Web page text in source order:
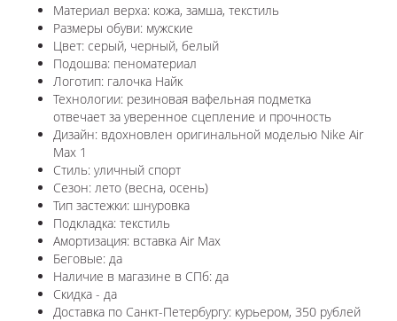
Материал верха: кожа, замша, текстиль
Размеры обуви: мужские
Цвет: серый, черный, белый
Подошва: пеноматериал
Логотип: галочка Найк
Технологии: резиновая вафельная подметка
отвечает за уверенное сцепление и прочность
Дизайн: вдохновлен оригинальной моделью Nike Air
Max 1
Стиль: уличный спорт
Сезон: лето (весна, осень)
Тип застежки: шнуровка
Подкладка: текстиль
Амортизация: вставка Air Max
Беговые: да
Наличие в магазине в СПб: да
Скидка - да
Доставка по Санкт-Петербургу: курьером, 350 рублей